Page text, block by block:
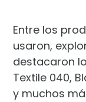
Entre los
usaron,
destacaron
Textile 040,
y muchos